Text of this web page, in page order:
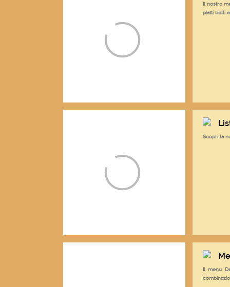
Il nostro
piatti belli
Scopri la
Il menu